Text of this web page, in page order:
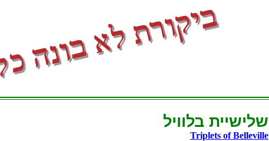
שלישיית בלוויל
Triplets of Belleville